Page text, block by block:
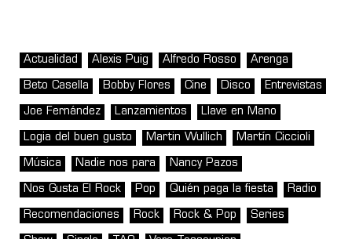
Actualidad Alexis Puig Alfredo Rosso Arenga
Beto Casella Bobby Flores Cine Disco Entrevistas
Joe Fernández Lanzamientos Llave en Mano
Logia del buen gusto Martin Wullich Martín Ciccioli
Música Nadie nos para Nancy Pazos
Nos Gusta El Rock Pop Quién paga la fiesta Radio
Recomendaciones Rock Rock & Pop Series